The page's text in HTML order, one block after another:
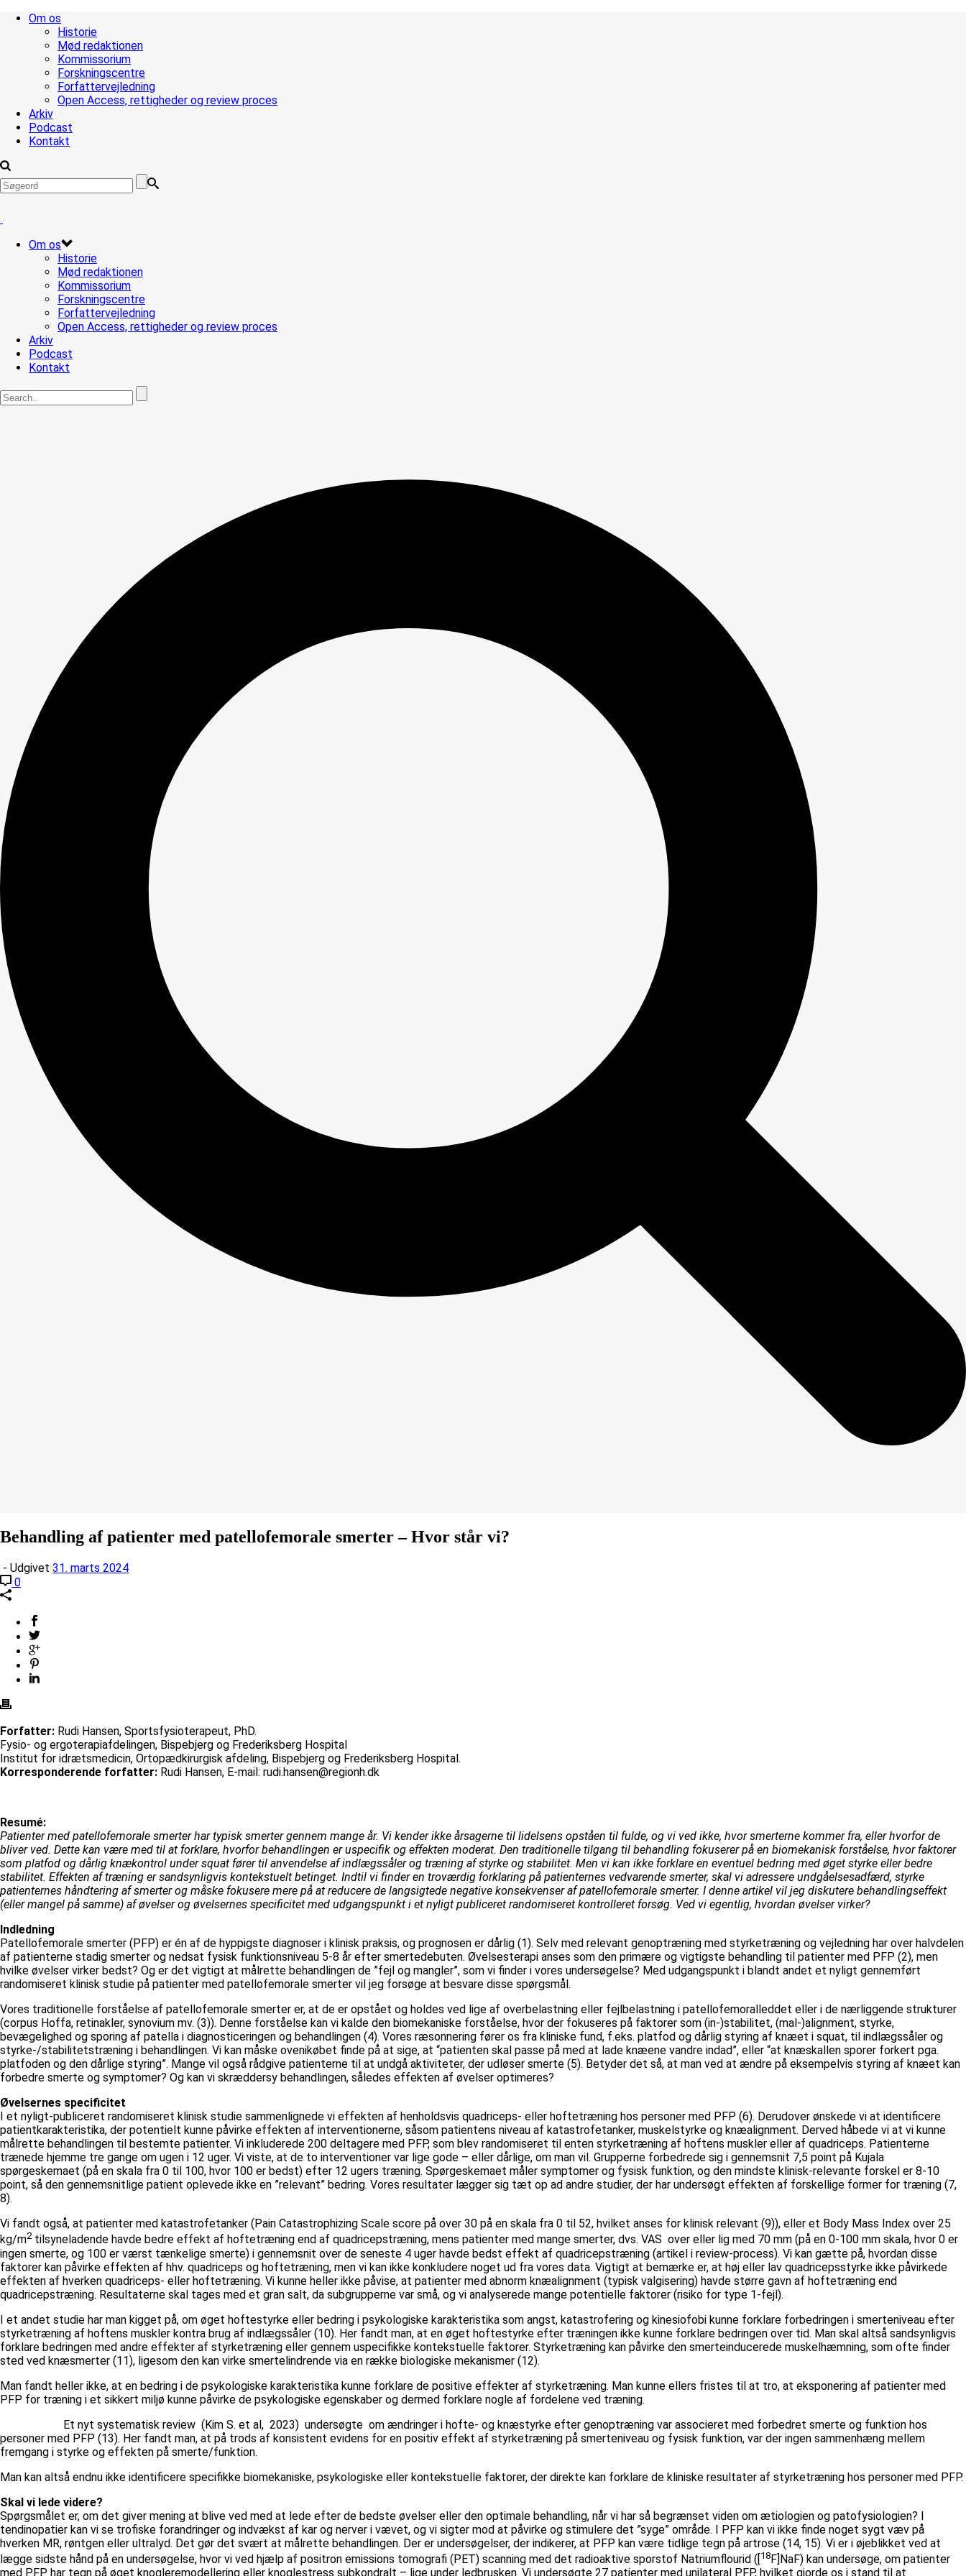
Om os
Historie
Mød redaktionen
Kommissorium
Forskningscentre
Forfattervejledning
Open Access, rettigheder og review proces
Arkiv
Podcast
Kontakt
Om os
Historie
Mød redaktionen
Kommissorium
Forskningscentre
Forfattervejledning
Open Access, rettigheder og review proces
Arkiv
Podcast
Kontakt
Behandling af patienter med patellofemorale smerter – Hvor står vi?
- Udgivet 31. marts 2024
0
Forfatter: Rudi Hansen, Sportsfysioterapeut, PhD.
Fysio- og ergoterapiafdelingen, Bispebjerg og Frederiksberg Hospital
Institut for idrætsmedicin, Ortopædkirurgisk afdeling, Bispebjerg og Frederiksberg Hospital.
Korresponderende forfatter: Rudi Hansen, E-mail: rudi.hansen@regionh.dk
Resumé:
Patienter med patellofemorale smerter har typisk smerter gennem mange år. Vi kender ikke årsagerne til lidelsens opståen til fulde, og vi ved ikke, hvor smerterne kommer fra, eller hvorfor de
bliver ved. Dette kan være med til at forklare, hvorfor behandlingen er uspecifik og effekten moderat. Den traditionelle tilgang til behandling fokuserer på en biomekanisk forståelse, hvor faktorer
som platfod og dårlig knækontrol under squat fører til anvendelse af indlægssåler og træning af styrke og stabilitet. Men vi kan ikke forklare en eventuel bedring med øget styrke eller bedre
stabilitet. Effekten af træning er sandsynligvis kontekstuelt betinget. Indtil vi finder en troværdig forklaring på patienternes vedvarende smerter, skal vi adressere undgåelsesadfærd, styrke
patienternes håndtering af smerter og måske fokusere mere på at reducere de langsigtede negative konsekvenser af patellofemorale smerter. I denne artikel vil jeg diskutere behandlingseffekt
(eller mangel på samme) af øvelser og øvelsernes specificitet med udgangspunkt i et nyligt publiceret randomiseret kontrolleret forsøg. Ved vi egentlig, hvordan øvelser virker?
Indledning
Patellofemorale smerter (PFP) er én af de hyppigste diagnoser i klinisk praksis, og prognosen er dårlig (1). Selv med relevant genoptræning med styrketræning og vejledning har over halvdelen
af patienterne stadig smerter og nedsat fysisk funktionsniveau 5-8 år efter smertedebuten. Øvelsesterapi anses som den primære og vigtigste behandling til patienter med PFP (2), men
hvilke øvelser virker bedst? Og er det vigtigt at målrette behandlingen de ”fejl og mangler”, som vi finder i vores undersøgelse? Med udgangspunkt i blandt andet et nyligt gennemført
randomiseret klinisk studie på patienter med patellofemorale smerter vil jeg forsøge at besvare disse spørgsmål.
Vores traditionelle forståelse af patellofemorale smerter er, at de er opstået og holdes ved lige af overbelastning eller fejlbelastning i patellofemoralleddet eller i de nærliggende strukturer
(corpus Hoffa, retinakler, synovium mv. (3)). Denne forståelse kan vi kalde den biomekaniske forståelse, hvor der fokuseres på faktorer som (in-)stabilitet, (mal-)alignment, styrke,
bevægelighed og sporing af patella i diagnosticeringen og behandlingen (4). Vores ræsonnering fører os fra kliniske fund, f.eks. platfod og dårlig styring af knæet i squat, til indlægssåler og
styrke-/stabilitetstræning i behandlingen. Vi kan måske ovenikøbet finde på at sige, at “patienten skal passe på med at lade knæene vandre indad”, eller “at knæskallen sporer forkert pga.
platfoden og den dårlige styring”. Mange vil også rådgive patienterne til at undgå aktiviteter, der udløser smerte (5). Betyder det så, at man ved at ændre på eksempelvis styring af knæet kan
forbedre smerte og symptomer? Og kan vi skræddersy behandlingen, således effekten af øvelser optimeres?
Øvelsernes specificitet
I et nyligt-publiceret randomiseret klinisk studie sammenlignede vi effekten af henholdsvis quadriceps- eller hoftetræning hos personer med PFP (6). Derudover ønskede vi at identificere
patientkarakteristika, der potentielt kunne påvirke effekten af interventionerne, såsom patientens niveau af katastrofetanker, muskelstyrke og knæalignment. Derved håbede vi at vi kunne
målrette behandlingen til bestemte patienter. Vi inkluderede 200 deltagere med PFP, som blev randomiseret til enten styrketræning af hoftens muskler eller af quadriceps. Patienterne
trænede hjemme tre gange om ugen i 12 uger. Vi viste, at de to interventioner var lige gode – eller dårlige, om man vil. Grupperne forbedrede sig i gennemsnit 7,5 point på Kujala
spørgeskemaet (på en skala fra 0 til 100, hvor 100 er bedst) efter 12 ugers træning. Spørgeskemaet måler symptomer og fysisk funktion, og den mindste klinisk-relevante forskel er 8-10
point, så den gennemsnitlige patient oplevede ikke en ”relevant” bedring. Vores resultater lægger sig tæt op ad andre studier, der har undersøgt effekten af forskellige former for træning (7,
8).
Vi fandt også, at patienter med katastrofetanker (Pain Catastrophizing Scale score på over 30 på en skala fra 0 til 52, hvilket anses for klinisk relevant (9)), eller et Body Mass Index over 25
kg/m2tilsyneladende havde bedre effekt af hoftetræning end af quadricepstræning, mens patienter med mange smerter, dvs. VAS over eller lig med 70 mm (på en 0-100 mm skala, hvor 0 er
ingen smerte, og 100 er værst tænkelige smerte) i gennemsnit over de seneste 4 uger havde bedst effekt af quadricepstræning (artikel i review-process). Vi kan gætte på, hvordan disse
faktorer kan påvirke effekten af hhv. quadriceps og hoftetræning, men vi kan ikke konkludere noget ud fra vores data. Vigtigt at bemærke er, at høj eller lav quadricepsstyrke ikke påvirkede
effekten af hverken quadriceps- eller hoftetræning. Vi kunne heller ikke påvise, at patienter med abnorm knæalignment (typisk valgisering) havde større gavn af hoftetræning end
quadricepstræning. Resultaterne skal tages med et gran salt, da subgrupperne var små, og vi analyserede mange potentielle faktorer (risiko for type 1-fejl).
I et andet studie har man kigget på, om øget hoftestyrke eller bedring i psykologiske karakteristika som angst, katastrofering og kinesiofobi kunne forklare forbedringen i smerteniveau efter
styrketræning af hoftens muskler kontra brug af indlægssåler (10). Her fandt man, at en øget hoftestyrke efter træningen ikke kunne forklare bedringen over tid. Man skal altså sandsynligvis
forklare bedringen med andre effekter af styrketræning eller gennem uspecifikke kontekstuelle faktorer. Styrketræning kan påvirke den smerteinducerede muskelhæmning, som ofte finder
sted ved knæsmerter (11), ligesom den kan virke smertelindrende via en række biologiske mekanismer (12).
Man fandt heller ikke, at en bedring i de psykologiske karakteristika kunne forklare de positive effekter af styrketræning. Man kunne ellers fristes til at tro, at eksponering af patienter med
PFP for træning i et sikkert miljø kunne påvirke de psykologiske egenskaber og dermed forklare nogle af fordelene ved træning.
Et nyt systematisk review (Kim S. et al, 2023) undersøgte om ændringer i hofte- og knæstyrke efter genoptræning var associeret med forbedret smerte og funktion hos
personer med PFP (13). Her fandt man, at på trods af konsistent evidens for en positiv effekt af styrketræning på smerteniveau og fysisk funktion, var der ingen sammenhæng mellem
fremgang i styrke og effekten på smerte/funktion.
Man kan altså endnu ikke identificere specifikke biomekaniske, psykologiske eller kontekstuelle faktorer, der direkte kan forklare de kliniske resultater af styrketræning hos personer med PFP.
Skal vi lede videre?
Spørgsmålet er, om det giver mening at blive ved med at lede efter de bedste øvelser eller den optimale behandling, når vi har så begrænset viden om ætiologien og patofysiologien? I
tendinopatier kan vi se trofiske forandringer og indvækst af kar og nerver i vævet, og vi sigter mod at påvirke og stimulere det ”syge” område. I PFP kan vi ikke finde noget sygt væv på
hverken MR, røntgen eller ultralyd. Det gør det svært at målrette behandlingen. Der er undersøgelser, der indikerer, at PFP kan være tidlige tegn på artrose (14, 15). Vi er i øjeblikket ved at
lægge sidste hånd på en undersøgelse, hvor vi ved hjælp af positron emissions tomografi (PET) scanning med det radioaktive sporstof Natriumflourid ([18F]NaF) kan undersøge, om patienter
med PFP har tegn på øget knogleremodellering eller knoglestress subkondralt – lige under ledbrusken. Vi undersøgte 27 patienter med unilateral PFP, hvilket gjorde os i stand til at